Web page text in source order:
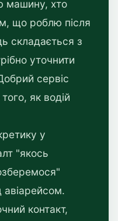
машину, хто
що роблю після
складається з
уточнити
сервіс
як водій
у
"якось
контакт,